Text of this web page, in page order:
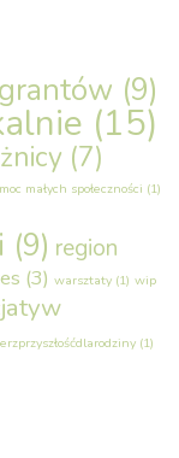
(9)
(15)
(7)
moc małych społeczności (1)
(9) region
(3) warsztaty (1) wip
(1)